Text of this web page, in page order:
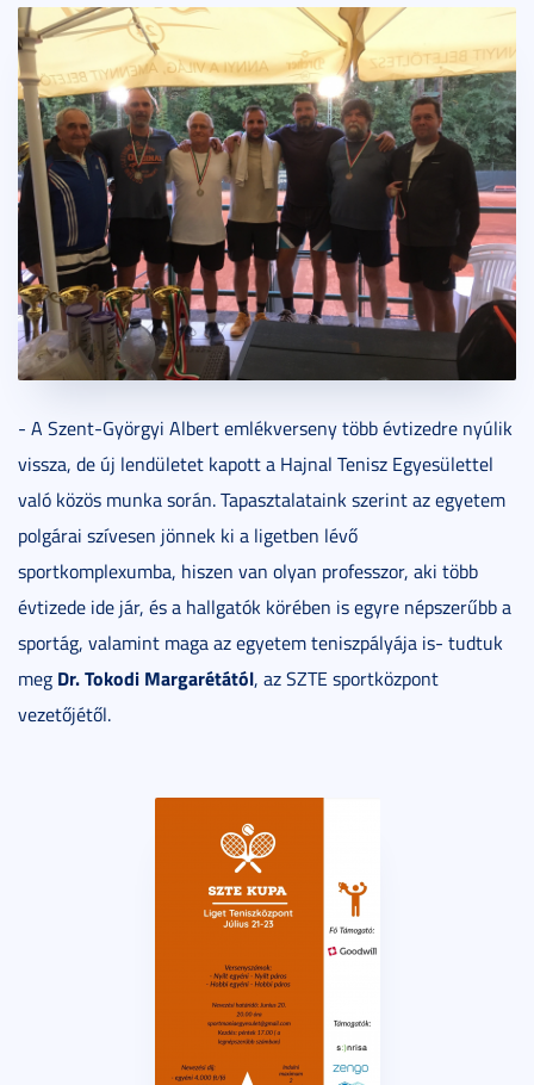
- A Szent-Györgyi Albert emlékverseny több évtizedre nyúlik
vissza, de új lendületet kapott a Hajnal Tenisz Egyesülettel
való közös munka során. Tapasztalataink szerint az egyetem
polgárai szívesen jönnek ki a ligetben lévő
sportkomplexumba, hiszen van olyan professzor, aki több
évtizede ide jár, és a hallgatók körében is egyre népszerűbb a
sportág, valamint maga az egyetem teniszpályája is- tudtuk
meg Dr. Tokodi Margarétától, az SZTE sportközpont
vezetőjétől.